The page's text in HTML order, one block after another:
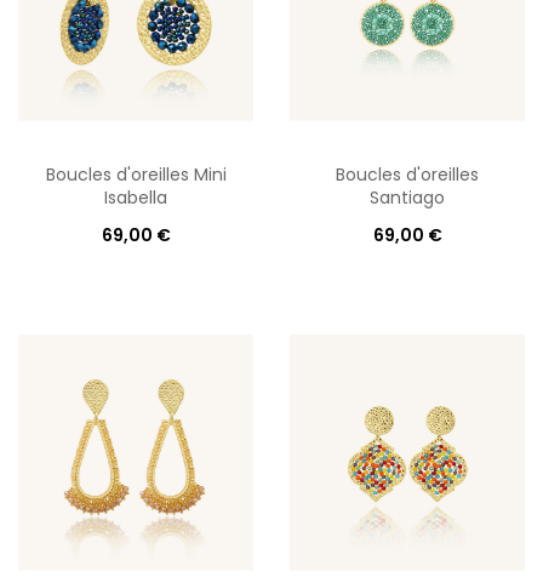
Boucles d'oreilles Mini
Isabella
69,00 €
Boucles d'oreilles
Santiago
69,00 €